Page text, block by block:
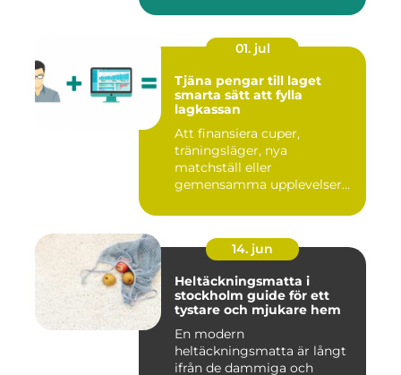
01. jul
Tjäna pengar till laget
smarta sätt att fylla
lagkassan
Att finansiera cuper,
träningsläger, nya
matchställ eller
gemensamma upplevelser
14. jun
Heltäckningsmatta i
stockholm guide för ett
tystare och mjukare hem
En modern
heltäckningsmatta är långt
ifrån de dammiga och